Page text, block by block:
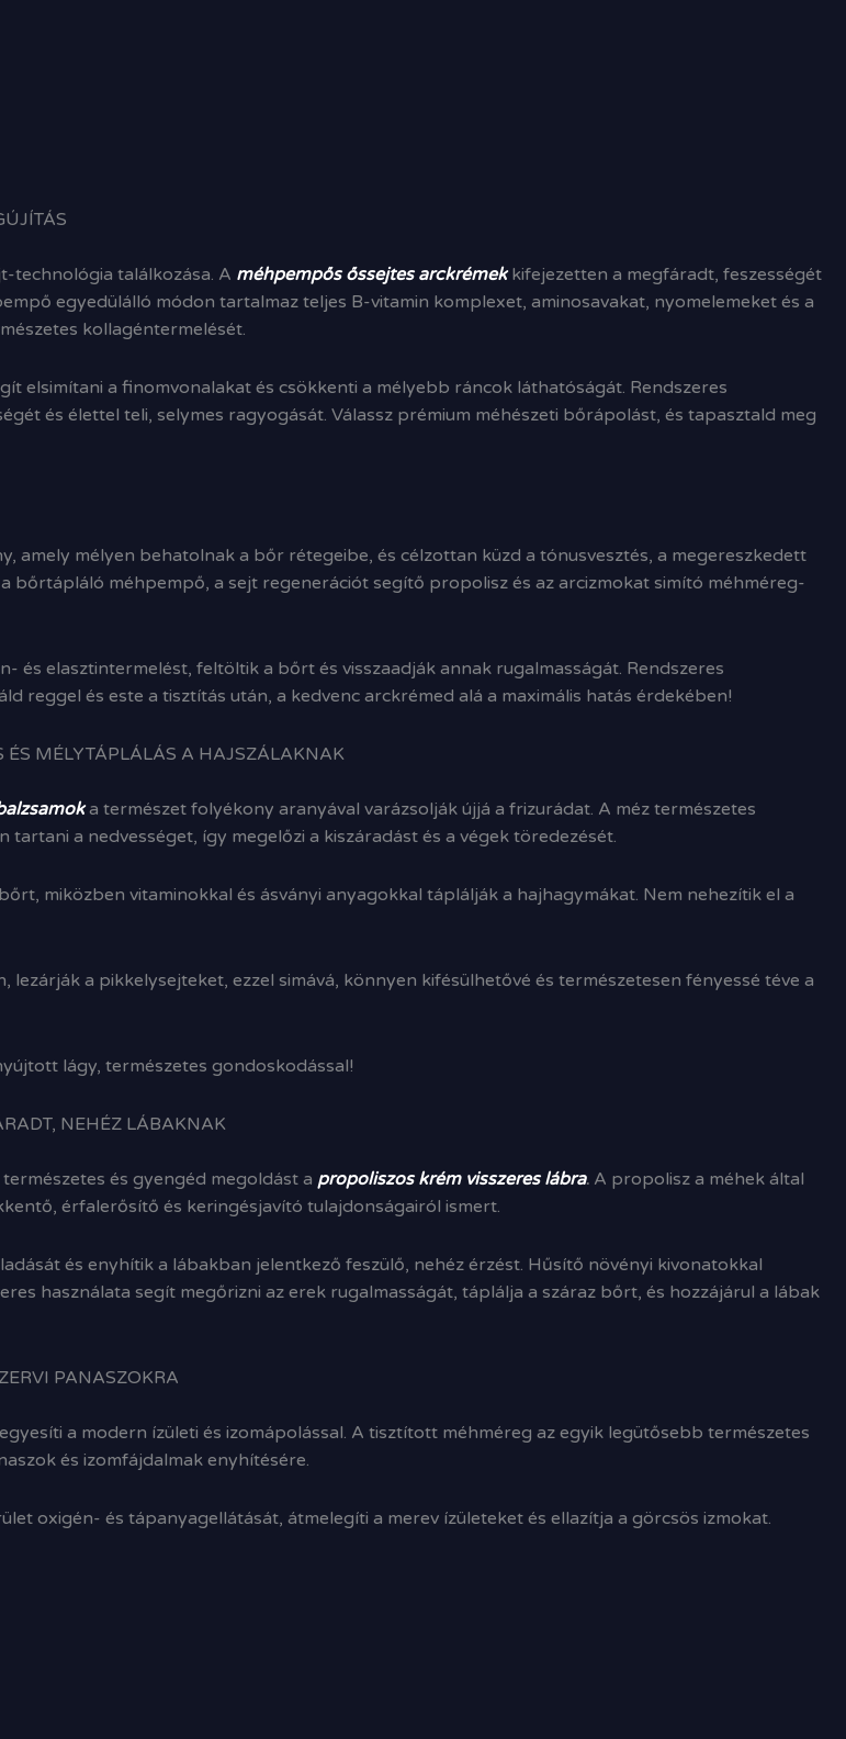
technológia találkozása. A méhpempős őssejtes arckrémekkifejezetten a megfáradt, feszességét
egyedülálló módon tartalmaz teljes B-vitamin komplexet, aminosavakat, nyomelemeket és a
kollagéntermelését.
elsimítani a finomvonalakat és csökkenti a mélyebb ráncok láthatóságát. Rendszeres
és élettel teli, selymes ragyogását. Válassz prémium méhészeti bőrápolást, és tapasztald meg
amely mélyen behatolnak a bőr rétegeibe, és célzottan küzd a tónusvesztés, a megereszkedett
bőrtápláló méhpempő, a sejt regenerációt segítő propolisz és az arcizmokat simító méhméreg-
elasztintermelést, feltöltik a bőrt és visszaadják annak rugalmasságát. Rendszeres
reggel és este a tisztítás után, a kedvenc arckrémed alá a maximális hatás érdekében!
ÉS MÉLYTÁPLÁLÁS A HAJSZÁLAKNAK
a természet folyékony aranyával varázsolják újjá a frizurádat. A méz természetes
a nedvességet, így megelőzi a kiszáradást és a végek töredezését.
miközben vitaminokkal és ásványi anyagokkal táplálják a hajhagymákat. Nem nehezítik el a
lezárják a pikkelysejteket, ezzel simává, könnyen kifésülhetővé és természetesen fényessé téve a
lágy, természetes gondoskodással!
NEHÉZ LÁBAKNAK
és gyengéd megoldást a propoliszos krém visszeres lábra. A propolisz a méhek által
érfalerősítő és keringésjavító tulajdonságairól ismert.
és enyhítik a lábakban jelentkező feszülő, nehéz érzést. Hűsítő növényi kivonatokkal
használata segít megőrizni az erek rugalmasságát, táplálja a száraz bőrt, és hozzájárul a lábak
PANASZOKRA
a modern ízületi és izomápolással. A tisztított méhméreg az egyik legütősebb természetes
és izomfájdalmak enyhítésére.
oxigén- és tápanyagellátását, átmelegíti a merev ízületeket és ellazítja a görcsös izmokat.